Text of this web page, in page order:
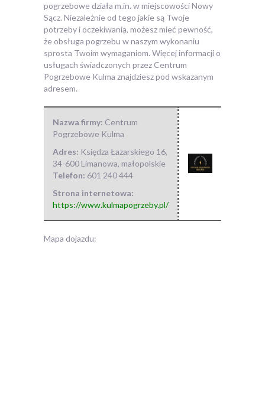
pogrzebowe działa m.in. w miejscowości Nowy
Sącz. Niezależnie od tego jakie są Twoje
potrzeby i oczekiwania, możesz mieć pewność,
że obsługa pogrzebu w naszym wykonaniu
sprosta Twoim wymaganiom. Więcej informacji o
usługach świadczonych przez Centrum
Pogrzebowe Kulma znajdziesz pod wskazanym
adresem.
Nazwa firmy: Centrum
Pogrzebowe Kulma
Adres: Księdza Łazarskiego 16,
34-600 Limanowa, małopolskie
Telefon: 601 240 444
Strona internetowa:
https://www.kulmapogrzeby.pl/
Mapa dojazdu: